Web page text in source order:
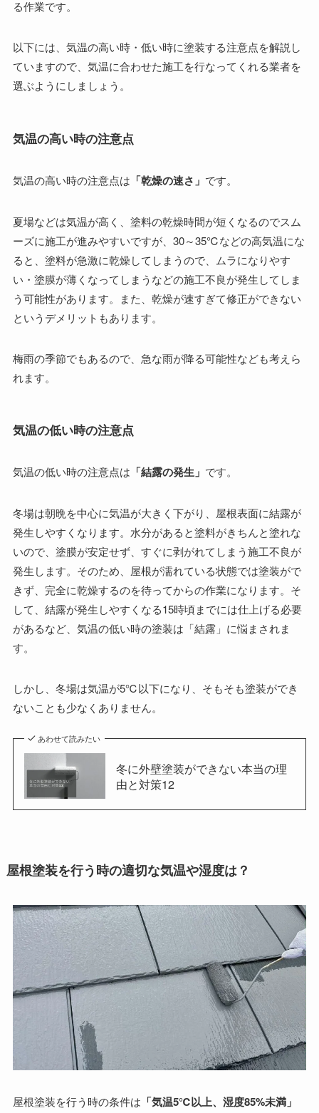
る作業です。
以下には、気温の高い時・低い時に塗装する注意点を解説し
ていますので、気温に合わせた施工を行なってくれる業者を
選ぶようにしましょう。
気温の高い時の注意点
気温の高い時の注意点は 「乾燥の速さ」 です。
夏場などは気温が高く、塗料の乾燥時間が短くなるのでスム
ーズに施工が進みやすいですが、30～35℃などの高気温にな
ると、塗料が急激に乾燥してしまうので、ムラになりやす
い・塗膜が薄くなってしまうなどの施工不良が発生してしま
う可能性があります。また、乾燥が速すぎて修正ができない
というデメリットもあります。
梅雨の季節でもあるので、急な雨が降る可能性なども考えら
れます。
気温の低い時の注意点
気温の低い時の注意点は 「結露の発生」 です。
冬場は朝晩を中心に気温が大きく下がり、屋根表面に結露が
発生しやすくなります。水分があると塗料がきちんと塗れな
いので、塗膜が安定せず、すぐに剥がれてしまう施工不良が
発生します。そのため、屋根が濡れている状態では塗装がで
きず、完全に乾燥するのを待ってからの作業になります。そ
して、結露が発生しやすくなる15時頃までには仕上げる必要
があるなど、気温の低い時の塗装は「結露」に悩まされま
す。
しかし、冬場は気温が5℃以下になり、そもそも塗装ができ
ないことも少なくありません。
あわせて読みたい
冬に外壁塗装ができない本当の理
由と対策12
屋根塗装を行う時の適切な気温や湿度は？
屋根塗装を行う時の条件は 「気温5℃以上、湿度85%未満」